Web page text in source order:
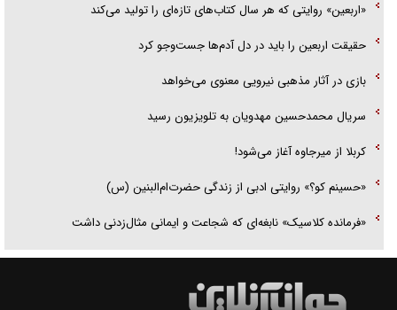
«اربعین» روایتی که هر سال کتاب‌های تازه‌ای را تولید می‌کند
حقیقت اربعین را باید در دل آدم‌ها جست‌و‌جو کرد
بازی در آثار مذهبی نیرویی معنوی می‌خواهد
سریال محمدحسین مهدویان به تلویزیون رسید
کربلا از میرجاوه آغاز می‌شود!
«حسینم کو؟» روایتی ادبی از زندگی حضرت‌ام‌البنین (س)
«فرمانده کلاسیک» نابغه‌ای که شجاعت و ایمانی مثال‌زدنی داشت